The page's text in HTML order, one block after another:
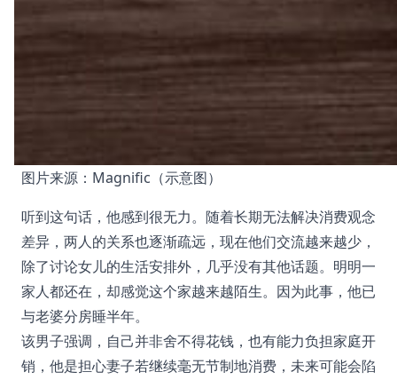
图片来源：Magnific（示意图）
听到这句话，他感到很无力。随着长期无法解决消费观念
差异，两人的关系也逐渐疏远，现在他们交流越来越少，
除了讨论女儿的生活安排外，几乎没有其他话题。明明一
家人都还在，却感觉这个家越来越陌生。因为此事，他已
与老婆分房睡半年。
该男子强调，自己并非舍不得花钱，也有能力负担家庭开
销，他是担心妻子若继续毫无节制地消费，未来可能会陷